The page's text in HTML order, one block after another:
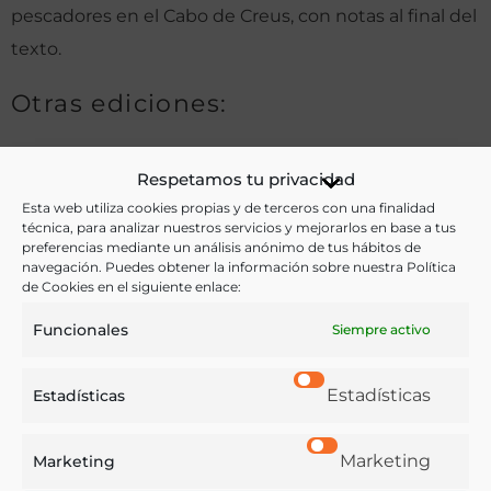
Respetamos tu privacidad
Esta web utiliza cookies propias y de terceros con una finalidad
técnica, para analizar nuestros servicios y mejorarlos en base a tus
preferencias mediante un análisis anónimo de tus hábitos de
navegación. Puedes obtener la información sobre nuestra Política
de Cookies en el siguiente enlace:
Funcionales Siempre activo
Estadísticas Estadísticas
Marketing Marketing
pescadores en el Cabo de Creus, con notas al final del
texto.
Otras ediciones:
Ver más libros de estas materias:
Historia,Industria y Tecnología Pesca,Profesiones
Ver más libros con las palabras clave: